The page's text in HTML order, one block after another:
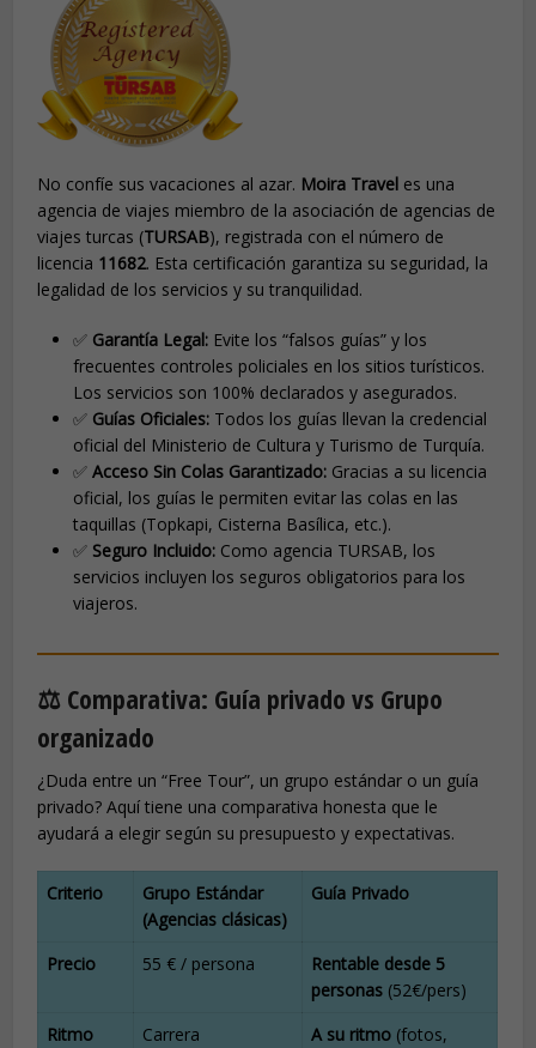
No confíe sus vacaciones al azar. Moira Travel es una
agencia de viajes miembro de la asociación de agencias de
viajes turcas (TURSAB), registrada con el número de
licencia 11682. Esta certificación garantiza su seguridad, la
legalidad de los servicios y su tranquilidad.
✅ Garantía Legal: Evite los “falsos guías” y los
frecuentes controles policiales en los sitios turísticos.
Los servicios son 100% declarados y asegurados.
✅ Guías Oficiales: Todos los guías llevan la credencial
oficial del Ministerio de Cultura y Turismo de Turquía.
✅Acceso Sin Colas Garantizado: Gracias a su licencia
oficial, los guías le permiten evitar las colas en las
taquillas (Topkapi, Cisterna Basílica, etc.).
✅ Seguro Incluido: Como agencia TURSAB, los
servicios incluyen los seguros obligatorios para los
viajeros.
⚖️ Comparativa: Guía privado vs Grupo
organizado
¿Duda entre un “Free Tour”, un grupo estándar o un guía
privado? Aquí tiene una comparativa honesta que le
ayudará a elegir según su presupuesto y expectativas.
Criterio
Grupo Estándar
(Agencias clásicas)
Guía Privado
Precio 55 € / persona
Rentable desde 5
personas (52€/pers)
Ritmo
Carrera
A su ritmo (fotos,